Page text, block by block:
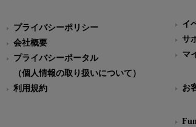
プライバシーポリシー
会社概要
プライバシーポータル
（個人情報の取り扱いについて）
利用規約
イ
サ
マ
お